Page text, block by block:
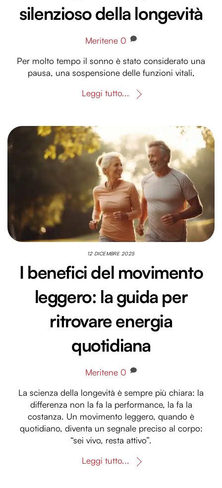
silenzioso della longevità
Meritene 0
Per molto tempo il sonno è stato considerato una
pausa, una sospensione delle funzioni vitali,
Leggi tutto...
12 DICEMBRE 2025
I benefici del movimento
leggero: la guida per
ritrovare energia
quotidiana
Meritene 0
La scienza della longevità è sempre più chiara: la
differenza non la fa la performance, la fa la
costanza. Un movimento leggero, quando è
quotidiano, diventa un segnale preciso al corpo:
“sei vivo, resta attivo”.
Leggi tutto...